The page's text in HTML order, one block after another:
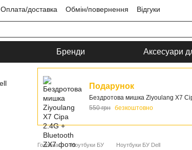
Оплата/доставка Обмін/повернення
Відгуки
Бренди Аксесуари
Подарунок
Бездротова мишка Ziyoulang X7
550 грн безкоштовно
Головна Ноутбуки БУ
Ноутбуки БУ Dell